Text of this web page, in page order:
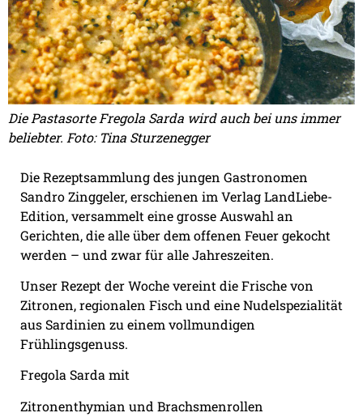
Die Pastasorte Fregola Sarda wird auch bei uns immer
beliebter. Foto: Tina Sturzenegger
Die Rezeptsammlung des jungen Gastronomen
Sandro Zinggeler, erschienen im Verlag LandLiebe-
Edition, versammelt eine grosse Auswahl an
Gerichten, die alle über dem offenen Feuer gekocht
werden – und zwar für alle Jahreszeiten.
Unser Rezept der Woche vereint die Frische von
Zitronen, regionalen Fisch und eine Nudelspezialität
aus Sardinien zu einem vollmundigen
Frühlingsgenuss.
Fregola Sarda mit
Zitronenthymian und Brachsmenrollen